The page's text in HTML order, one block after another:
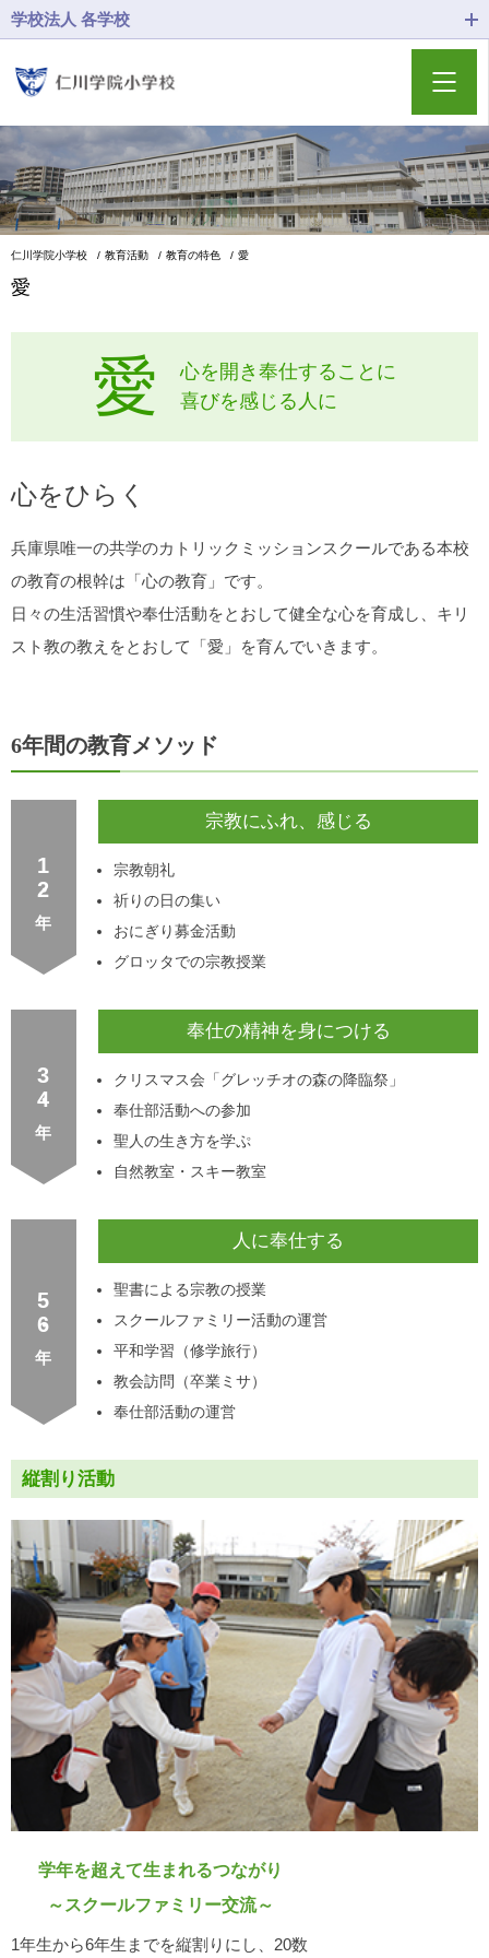
学校法人 各学校
仁川学院小学校 教育活動 教育の特色 愛
愛
愛
心を開き奉仕することに
喜びを感じる人に
心をひらく
兵庫県唯一の共学のカトリックミッションスクールである本校
の教育の根幹は「心の教育」です。
日々の生活習慣や奉仕活動をとおして健全な心を育成し、キリ
スト教の教えをとおして「愛」を育んでいきます。
6年間の教育メソッド
1・2
宗教にふれ、感じる
宗教朝礼
祈りの日の集い
おにぎり募金活動
グロッタでの宗教授業
3・4
奉仕の精神を身につける
クリスマス会「グレッチオの森の降臨祭」
奉仕部活動への参加
聖人の生き方を学ぷ
自然教室・スキー教室
5・6
人に奉仕する
聖書による宗教の授業
スクールファミリー活動の運営
平和学習（修学旅行）
教会訪問（卒業ミサ）
奉仕部活動の運営
縦割り活動
学年を超えて生まれるつながり
～スクールファミリー交流～
1年生から6年生までを縦割りにし、20数